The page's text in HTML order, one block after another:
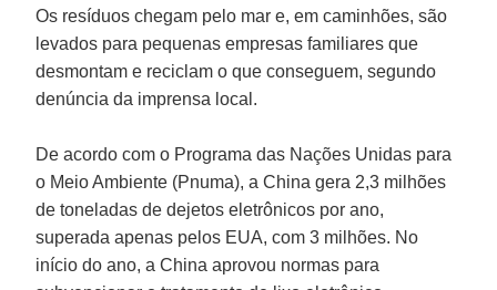
Os resíduos chegam pelo mar e, em caminhões, são
levados para pequenas empresas familiares que
desmontam e reciclam o que conseguem, segundo
denúncia da imprensa local.
De acordo com o Programa das Nações Unidas para
o Meio Ambiente (Pnuma), a China gera 2,3 milhões
de toneladas de dejetos eletrônicos por ano,
superada apenas pelos EUA, com 3 milhões. No
início do ano, a China aprovou normas para